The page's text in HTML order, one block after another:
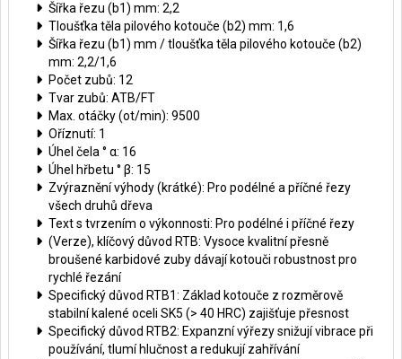
Šířka řezu (b1) mm: 2,2
Tloušťka těla pilového kotouče (b2) mm: 1,6
Šířka řezu (b1) mm / tloušťka těla pilového kotouče (b2)
mm: 2,2/1,6
Počet zubů: 12
Tvar zubů: ATB/FT
Max. otáčky (ot/min): 9500
Oříznutí: 1
Úhel čela ° α: 16
Úhel hřbetu ° β: 15
Zvýraznění výhody (krátké): Pro podélné a příčné řezy
všech druhů dřeva
Text s tvrzením o výkonnosti: Pro podélné i příčné řezy
(Verze), klíčový důvod RTB: Vysoce kvalitní přesně
broušené karbidové zuby dávají kotouči robustnost pro
rychlé řezání
Specifický důvod RTB1: Základ kotouče z rozměrově
stabilní kalené oceli SK5 (> 40 HRC) zajišťuje přesnost
Specifický důvod RTB2: Expanzní výřezy snižují vibrace při
používání, tlumí hlučnost a redukují zahřívání